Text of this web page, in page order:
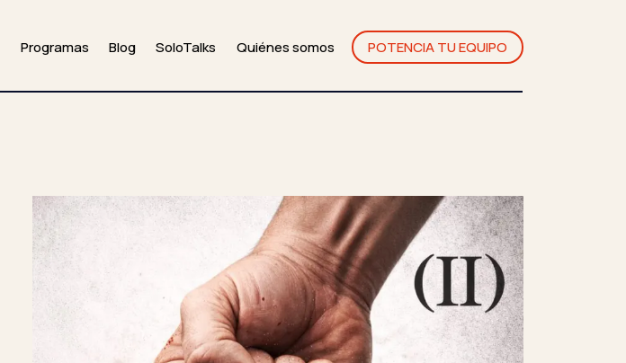
Programas Blog SoloTalks Quiénes somos POTENCIA TU EQUIPO